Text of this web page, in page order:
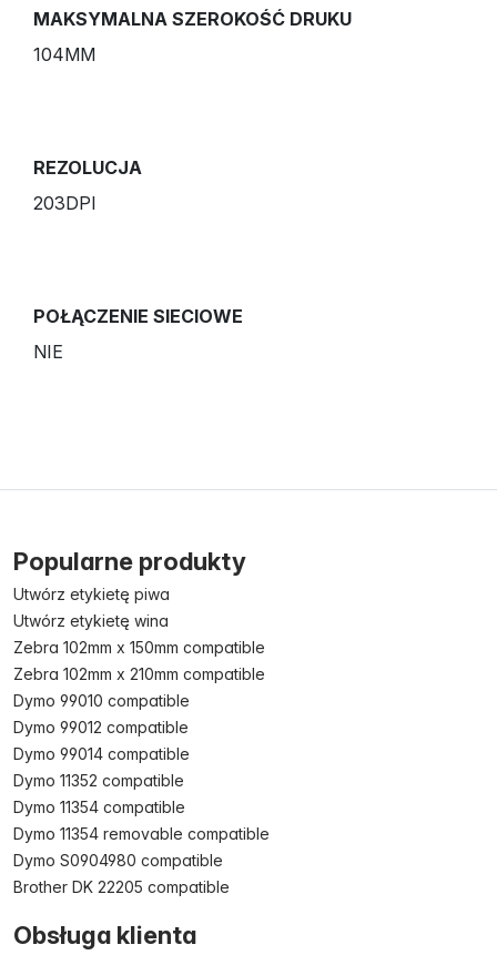
MAKSYMALNA SZEROKOŚĆ DRUKU
104MM
REZOLUCJA
203DPI
POŁĄCZENIE SIECIOWE
NIE
Popularne produkty
Utwórz etykietę piwa
Utwórz etykietę wina
Zebra 102mm x 150mm compatible
Zebra 102mm x 210mm compatible
Dymo 99010 compatible
Dymo 99012 compatible
Dymo 99014 compatible
Dymo 11352 compatible
Dymo 11354 compatible
Dymo 11354 removable compatible
Dymo S0904980 compatible
Brother DK 22205 compatible
Obsługa klienta